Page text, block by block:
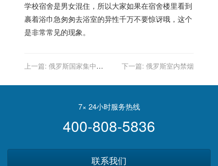
学校宿舍是男女混住，所以大家如果在宿舍楼里看到
裹着浴巾急匆匆去浴室的异性千万不要惊讶哦，这个
是非常常见的现象。
上一篇: 俄罗斯国家集中供
下一篇: 俄罗斯室内禁烟
7× 24小时服务热线
400-808-5836
联系我们